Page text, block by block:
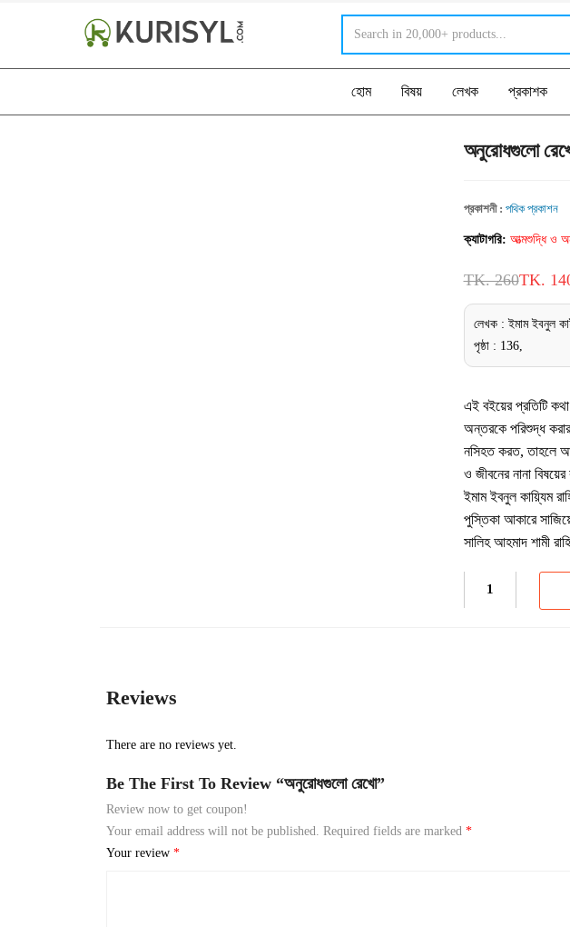
হোম বিষয় লেখক প্রকাশক
অনুরোধগুলো
প্রকাশনী : পথিক প্রকাশন
ক্যাটাগরি: আত্মশুদ্ধি ও
TK. 260TK.
লেখক : ইমাম ইবনুল
পৃষ্ঠা : 136,
এই বইয়ের প্রতিটি
অন্তরকে পরিশুদ্ধ
নসিহত করত, তাহলে
ও জীবনের নানা
ইমাম ইবনুল কায়্যিম
পুস্তিকা আকারে
সালিহ আহমাদ শামী
Reviews
There are no reviews yet.
Be The First To Review “অনুরোধগুলো রেখো”
Review now to get coupon!
Your email address will not be published.
Required fields are marked*
Your review*